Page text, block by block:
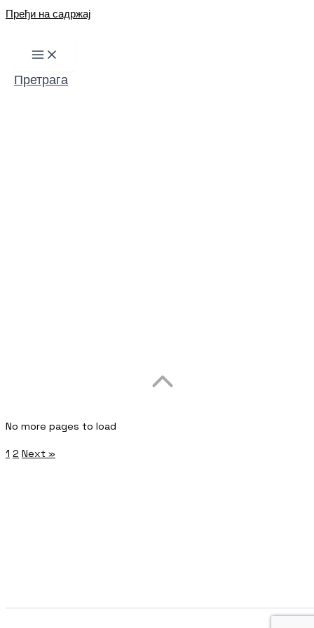
Пређи на садржај
Претрага
No more pages to load
1 2 Next »